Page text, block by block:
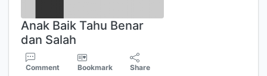
Anak Baik Tahu Benar
dan Salah
Comment Bookmark Share